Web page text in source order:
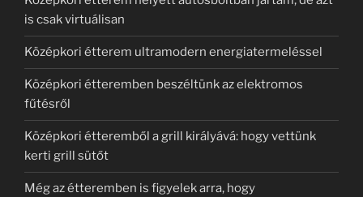
is csak virtuálisan
Középkori étterem ultramodern energiatermeléssel
Középkori étteremben beszéltünk az elektromos
fűtésről
Középkori étteremből a grill királyává: hogy vettünk
kerti grill sütőt
Még az étteremben is figyelek arra, hogy